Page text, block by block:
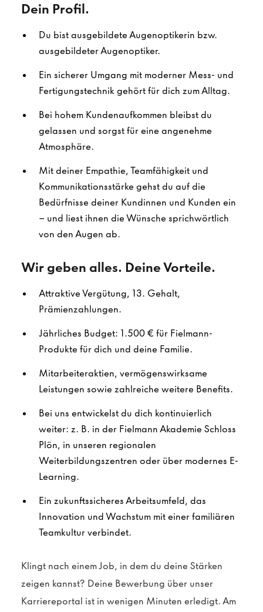
Dein Profil.
Du bist ausgebildete Augenoptikerin bzw.
ausgebildeter Augenoptiker.
Ein sicherer Umgang mit moderner Mess- und
Fertigungstechnik gehört für dich zum Alltag.
Bei hohem Kundenaufkommen bleibst du
gelassen und sorgst für eine angenehme
Atmosphäre.
Mit deiner Empathie, Teamfähigkeit und
Kommunikationsstärke gehst du auf die
Bedürfnisse deiner Kundinnen und Kunden ein
– und liest ihnen die Wünsche sprichwörtlich
von den Augen ab.
Wir geben alles. Deine Vorteile.
Attraktive Vergütung, 13. Gehalt,
Prämienzahlungen.
Jährliches Budget: 1.500 € für Fielmann-
Produkte für dich und deine Familie.
Mitarbeiteraktien, vermögenswirksame
Leistungen sowie zahlreiche weitere Benefits.
Bei uns entwickelst du dich kontinuierlich
weiter: z. B. in der Fielmann Akademie Schloss
Plön, in unseren regionalen
Weiterbildungszentren oder über modernes E-
Learning.
Ein zukunftssicheres Arbeitsumfeld, das
Innovation und Wachstum mit einer familiären
Teamkultur verbindet.
Klingt nach einem Job, in dem du deine Stärken
zeigen kannst? Deine Bewerbung über unser
Karriereportal ist in wenigen Minuten erledigt. Am